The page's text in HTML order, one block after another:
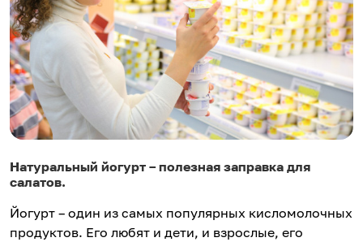
Натуральный йогурт – полезная заправка для
салатов.
Йогурт – один из самых популярных кисломолочных
продуктов. Его любят и дети, и взрослые, его